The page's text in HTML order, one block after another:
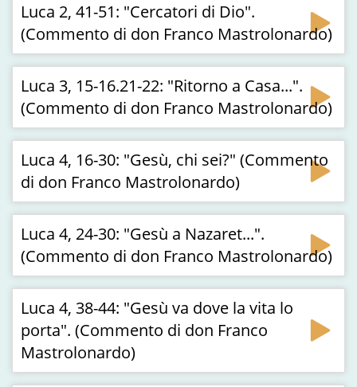
Luca 2, 41-51: "Cercatori di Dio".
(Commento di don Franco Mastrolonardo)
Luca 3, 15-16.21-22: "Ritorno a Casa...".
(Commento di don Franco Mastrolonardo)
Luca 4, 16-30: "Gesù, chi sei?" (Commento
di don Franco Mastrolonardo)
Luca 4, 24-30: "Gesù a Nazaret...".
(Commento di don Franco Mastrolonardo)
Luca 4, 38-44: "Gesù va dove la vita lo
porta". (Commento di don Franco
Mastrolonardo)